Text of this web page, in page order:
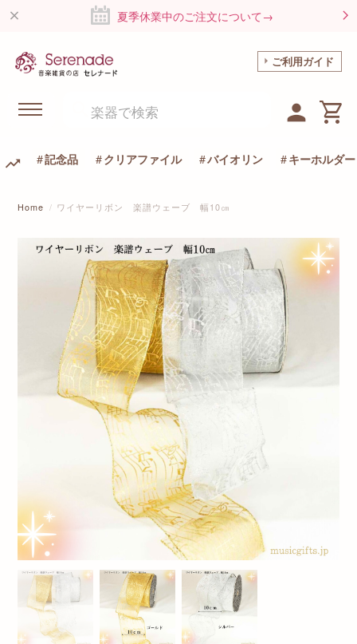
夏季休業中のご注文について→
ご利用ガイド
記念品 クリアファイル バイオリン キーホルダー
Home ワイヤーリボン 楽譜ウェーブ 幅10㎝